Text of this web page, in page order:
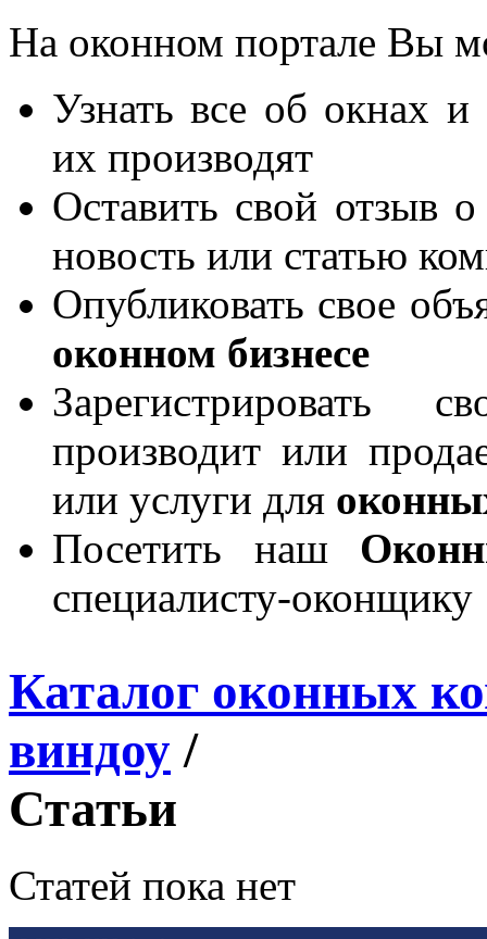
На оконном портале Вы
Узнать все об окнах и
их производят
Оставить свой отзыв
новость или статью
Опубликовать свое
оконном бизнесе
производит или
или услуги для
Посетить наш
специалисту-оконщику
Каталог оконных
виндоу /
Статьи
Статей пока нет